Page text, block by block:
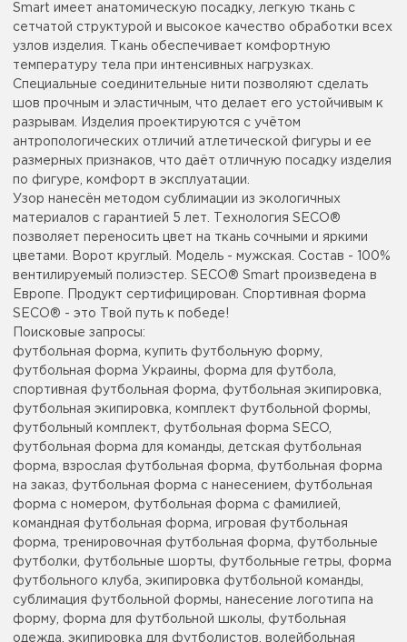
Smart имеет анатомическую посадку, легкую ткань с
сетчатой структурой и высокое качество обработки всех
узлов изделия. Ткань обеспечивает комфортную
температуру тела при интенсивных нагрузках.
Специальные соединительные нити позволяют сделать
шов прочным и эластичным, что делает его устойчивым к
разрывам. Изделия проектируются с учётом
антропологических отличий атлетической фигуры и ее
размерных признаков, что даёт отличную посадку изделия
по фигуре, комфорт в эксплуатации.
Узор нанесён методом сублимации из экологичных
материалов с гарантией 5 лет. Технология SECO®
позволяет переносить цвет на ткань сочными и яркими
цветами. Ворот круглый. Модель - мужская. Состав - 100%
вентилируемый полиэстер. SECO® Smart произведена в
Европе. Продукт сертифицирован. Спортивная форма
SECO® - это Твой путь к победе!
Поисковые запросы:
футбольная форма, купить футбольную форму,
футбольная форма Украины, форма для футбола,
спортивная футбольная форма, футбольная экипировка,
футбольная экипировка, комплект футбольной формы,
футбольный комплект, футбольная форма SECO,
футбольная форма для команды, детская футбольная
форма, взрослая футбольная форма, футбольная форма
на заказ, футбольная форма с нанесением, футбольная
форма с номером, футбольная форма с фамилией,
командная футбольная форма, игровая футбольная
форма, тренировочная футбольная форма, футбольные
футболки, футбольные шорты, футбольные гетры, форма
футбольного клуба, экипировка футбольной команды,
сублимация футбольной формы, нанесение логотипа на
форму, форма для футбольной школы, футбольная
одежда, экипировка для футболистов, волейбольная